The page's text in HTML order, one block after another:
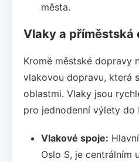
města.
Vlaky a příměstská
Kromě městské dopravy
vlakovou dopravu, která
oblastmi. Vlaky jsou
pro jednodenní výlety do
Vlakové spoje:
Oslo S, je centrálním